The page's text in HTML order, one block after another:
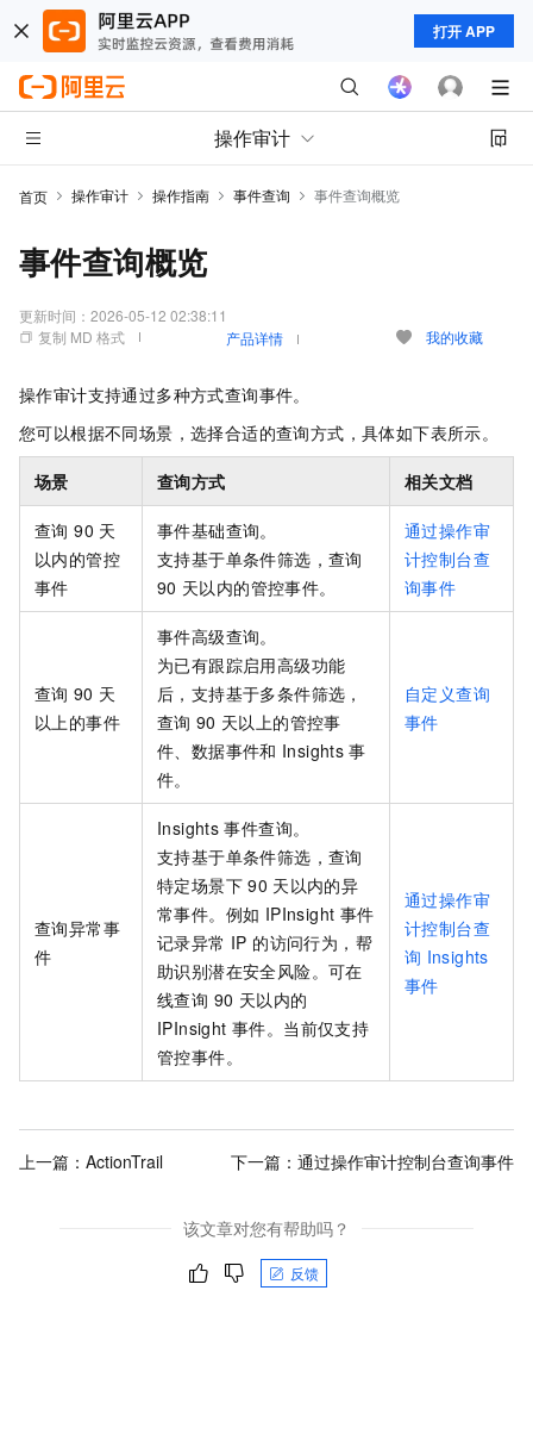
打开 APP
操作审计
首页 操作审计 操作指南 事件查询 事件查询概览
事件查询概览
更新时间： 2026-05-12 02:38:11
复制 MD 格式
产品详情 我的收藏
操作审计支持通过多种方式查询事件。
您可以根据不同场景，选择合适的查询方式，具体如下表所示。
场景 查询方式 相关文档
查询 90 天
以内的管控
事件
事件基础查询。
支持基于单条件筛选，查询
90 天以内的管控事件。
通过操作审
计控制台查
询事件
查询 90 天
以上的事件
事件高级查询。
为已有跟踪启用高级功能
后，支持基于多条件筛选，
查询 90 天以上的管控事
件、数据事件和 Insights 事
件。
自定义查询
事件
查询异常事
件
Insights 事件查询。
支持基于单条件筛选，查询
特定场景下 90 天以内的异
常事件。例如 IPInsight 事件
记录异常 IP 的访问行为，帮
助识别潜在安全风险。可在
线查询 90 天以内的
IPInsight 事件。当前仅支持
管控事件。
通过操作审
计控制台查
询 Insights
事件
上一篇： ActionTrail 下一篇： 通过操作审计控制台查询事件
该文章对您有帮助吗？
反馈